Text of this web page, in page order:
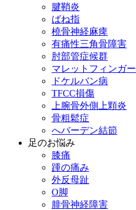
腱鞘炎
ばね指
橈骨神経麻痺
有痛性三角骨障害
肘部管症候群
マレットフィンガー
ドケルバン病
TFCC損傷
上腕骨外側上顆炎
骨粗鬆症
へバーデン結節
足のお悩み
膝痛
踵の痛み
外反母趾
О脚
腓骨神経障害